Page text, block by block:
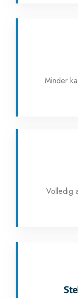
Minder
Volledig